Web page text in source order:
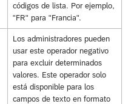
códigos de lista. Por ejemplo,
"FR" para "Francia".
Los administradores pueden
usar este operador negativo
para excluir determinados
valores. Este operador solo
está disponible para los
campos de texto en formato